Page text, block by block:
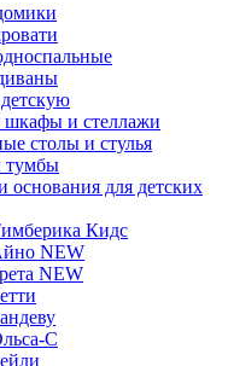
и стеллажи
столы и стулья
тумбы
основания для детских
Кидс
NEW
NEW
С